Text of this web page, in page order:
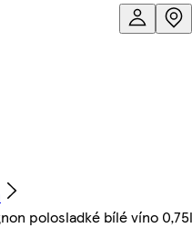
polosladké bílé víno 0,75l